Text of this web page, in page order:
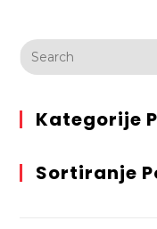
Kategorije
Sortiranje